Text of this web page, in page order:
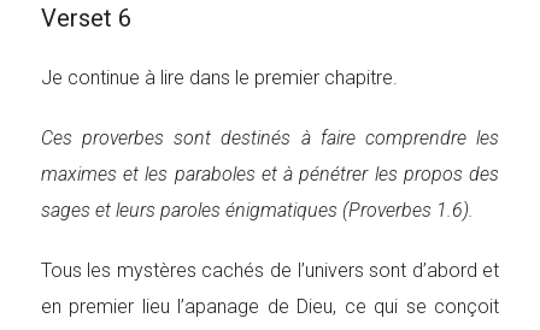
Verset 6
Je continue à lire dans le premier chapitre.
Ces proverbes sont destinés à faire comprendre les
maximes et les paraboles et à pénétrer les propos des
sages et leurs paroles énigmatiques (Proverbes 1.6).
Tous les mystères cachés de l’univers sont d’abord et
en premier lieu l’apanage de Dieu, ce qui se conçoit